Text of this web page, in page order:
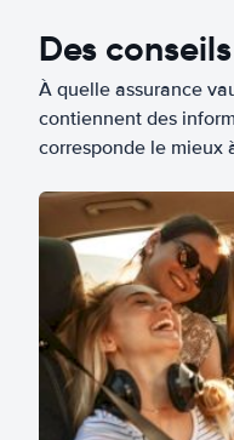
Des
À quelle assurance
contiennent des
corresponde le mieux